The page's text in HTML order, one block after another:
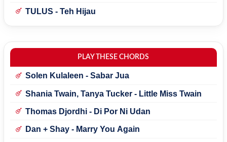
TULUS - Teh Hijau
PLAY THESE CHORDS
Solen Kulaleen - Sabar Jua
Shania Twain, Tanya Tucker - Little Miss Twain
Thomas Djordhi - Di Por Ni Udan
Dan + Shay - Marry You Again